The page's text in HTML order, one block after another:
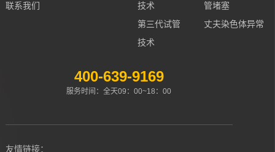
联系我们
技术
第三代试管
技术
管堵塞
丈夫染色体异常
400-639-9169
服务时间：全天09：00~18：00
友情链接：